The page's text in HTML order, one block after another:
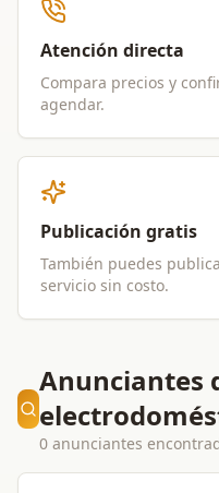
Atención directa
Compara precios y
agendar.
Publicación gratis
También puedes
servicio sin costo.
Anunciantes
0 anunciantes